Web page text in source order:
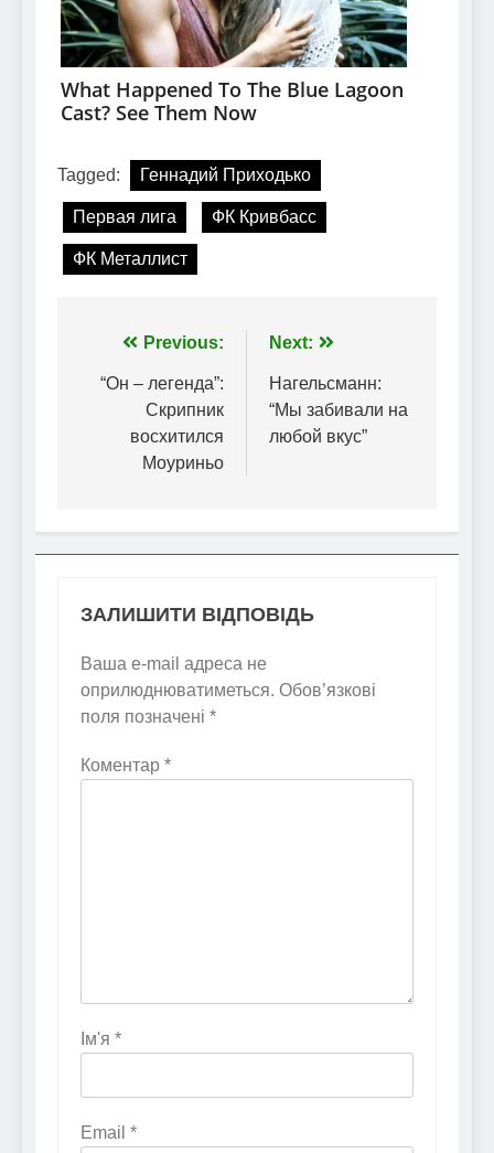
Tagged: Геннадий Приходько
Первая лига ФК Кривбасс
ФК Металлист
Навігація
записів
Previous:
“Он – легенда”:
Скрипник
восхитился
Моуриньо
Next:
Нагельсманн:
“Мы забивали на
любой вкус”
ЗАЛИШИТИ ВІДПОВІДЬ
Ваша e-mail адреса не
оприлюднюватиметься. Обов’язкові
поля позначені *
Коментар *
Ім'я *
Email *